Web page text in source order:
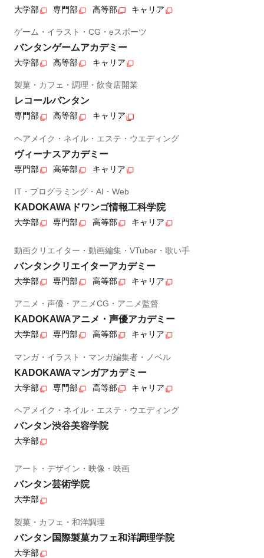
大学部 専門部 高等部 キャリア
ゲーム・イラスト・CG・eスポーツ
バンタンゲームアカデミー
大学部 高等部 キャリア
製菓・カフェ・調理・飲食店開業
レコールバンタン
専門部 高等部 キャリア
ヘアメイク・ネイル・エステ・ウエディング
ヴィーナスアカデミー
専門部 高等部 キャリア
IT・プログラミング・AI・Web
KADOKAWAドワンゴ情報工科学院
大学部 専門部 高等部 キャリア
動画クリエイター・動画編集・VTuber・歌い手
バンタンクリエイターアカデミー
大学部 専門部 高等部 キャリア
アニメ・声優・アニメCG・アニメ監督
KADOKAWAアニメ・声優アカデミー
大学部 専門部 高等部 キャリア
マンガ・イラスト・マンガ編集者・ノベル
KADOKAWAマンガアカデミー
大学部 専門部 高等部 キャリア
ヘアメイク・ネイル・エステ・ウエディング
バンタン渋谷美容学院
大学部
アート・デザイン・映像・映画
バンタン芸術学院
大学部
製菓・カフェ・和洋調理
バンタン国際製菓カフェ和洋調理学院
大学部